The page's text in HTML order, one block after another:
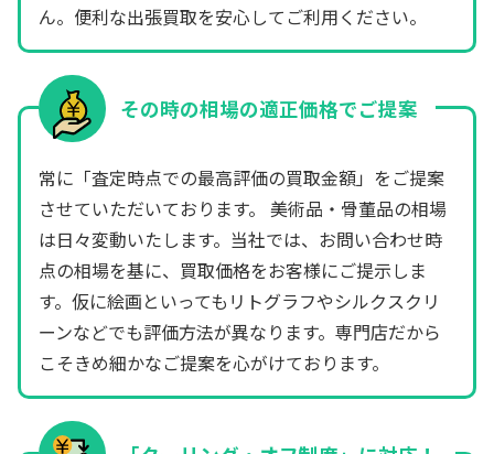
ん。便利な出張買取を安心してご利用ください。
その時の相場の適正価格でご提案
常に「査定時点での最高評価の買取金額」をご提案
させていただいております。 美術品・骨董品の相場
は日々変動いたします。当社では、お問い合わせ時
点の相場を基に、買取価格をお客様にご提示しま
す。仮に絵画といってもリトグラフやシルクスクリ
ーンなどでも評価方法が異なります。専門店だから
こそきめ細かなご提案を心がけております。